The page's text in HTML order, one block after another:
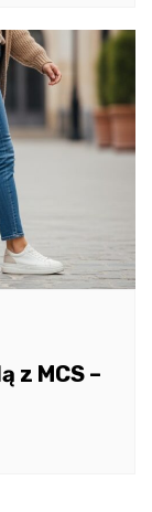
z MCS –